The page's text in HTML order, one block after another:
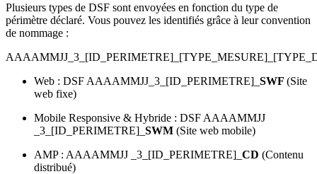
Plusieurs types de DSF sont envoyées en fonction du type de
périmètre déclaré. Vous pouvez les identifiés grâce à leur convention
de nommage :
Web : DSF AAAAMMJJ_3_[ID_PERIMETRE]_ SWF (Site
web fixe)
Mobile Responsive & Hybride : DSF AAAAMMJJ
_3_[ID_PERIMETRE]_ SWM (Site web mobile)
AMP : AAAAMMJJ _3_[ID_PERIMETRE]_ CD (Contenu
distribué)